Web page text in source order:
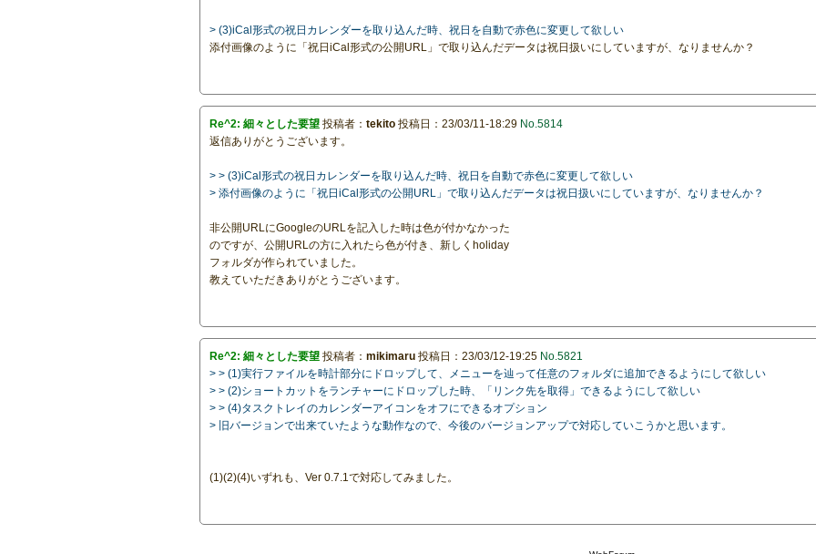
> (3)iCal形式の祝日カレンダーを取り込んだ時、祝日を自動で赤色に変更して欲しい
添付画像のように「祝日iCal形式の公開URL」で取り込んだデータは祝日扱いにしていますが、なりませんか？
Re^2: 細々とした要望 投稿者：tekito 投稿日：23/03/11-18:29 No.5814
返信ありがとうございます。
> > (3)iCal形式の祝日カレンダーを取り込んだ時、祝日を自動で赤色に変更して欲しい
> 添付画像のように「祝日iCal形式の公開URL」で取り込んだデータは祝日扱いにしていますが、なりませんか？
非公開URLにGoogleのURLを記入した時は色が付かなかった
のですが、公開URLの方に入れたら色が付き、新しくholiday
フォルダが作られていました。
教えていただきありがとうございます。
Re^2: 細々とした要望 投稿者：mikimaru 投稿日：23/03/12-19:25 No.5821
> > (1)実行ファイルを時計部分にドロップして、メニューを辿って任意のフォルダに追加できるようにして欲しい
> > (2)ショートカットをランチャーにドロップした時、「リンク先を取得」できるようにして欲しい
> > (4)タスクトレイのカレンダーアイコンをオフにできるオプション
> 旧バージョンで出来ていたような動作なので、今後のバージョンアップで対応していこうかと思います。
(1)(2)(4)いずれも、Ver 0.7.1で対応してみました。